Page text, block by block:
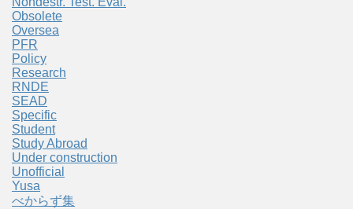
Obsolete
Oversea
PFR
Policy
Research
RNDE
SEAD
Specific
Student
Study Abroad
Under construction
Unofficial
Yusa
べからず集